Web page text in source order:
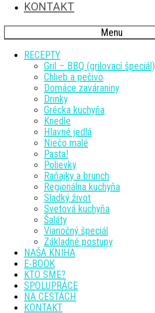
KONTAKT
Menu
RECEPTY
Gril – BBQ (grilovací špeciál)
Chlieb a pečivo
Domáce zaváraniny
Drinky
Grécka kuchyňa
Knedle
Hlavné jedlá
Niečo malé
Pasta!
Polievky
Raňajky a brunch
Regionálna kuchyňa
Sladký život
Svetová kuchyňa
Šaláty
Vianočný špeciál
Základné postupy
NAŠA KNIHA
E-BOOK
KTO SME?
SPOLUPRÁCE
NA CESTÁCH
KONTAKT